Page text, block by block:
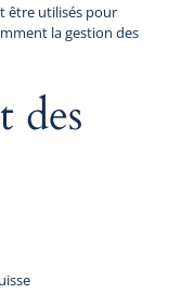
être utilisés pour
la gestion des
des